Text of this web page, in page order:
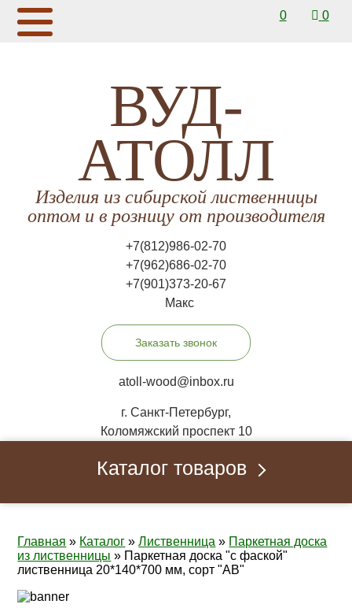
0 0
ВУД-
АТОЛЛ
Изделия из сибирской лиственницы
оптом и в розницу от производителя
+7(812)986-02-70
+7(962)686-02-70
+7(901)373-20-67
Макс
Заказать звонок
atoll-wood@inbox.ru
г. Санкт-Петербург,
Коломяжский проспект 10
Каталог товаров
Главная » Каталог »Лиственница » Паркетная доска
из лиственницы » Паркетная доска "с фаской"
лиственница 20*140*700 мм, сорт "AB"